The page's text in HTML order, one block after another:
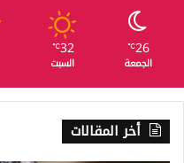
26
℃
الجمعة
32
℃
السبت
أخر المقالات